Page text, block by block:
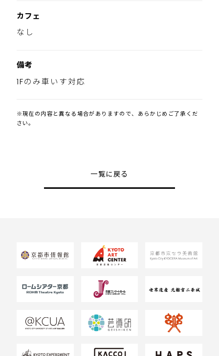
カフェ
なし
備考
1Fのみ車いす対応
※現在の内容と異なる場合がありますので、あらかじめご了承くだ
さい。
一覧に戻る